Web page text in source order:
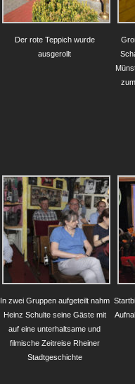
Der rote Teppich wurde
ausgerollt
In zwei Gruppen aufgeteilt nahm
Heinz Schulte seine Gäste mit
auf eine unterhaltsame und
filmische Zeitreise Rheiner
Stadtgeschichte